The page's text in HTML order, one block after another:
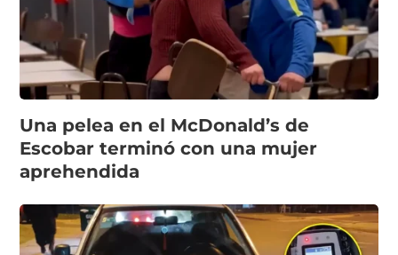
Una pelea en el McDonald’s de
Escobar terminó con una mujer
aprehendida